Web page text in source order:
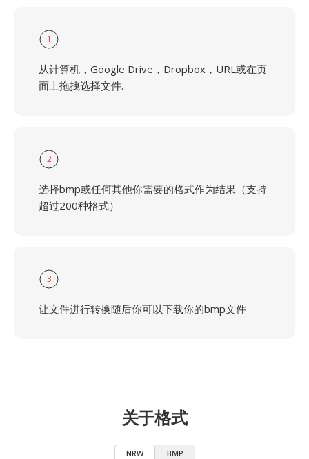
1
从计算机，Google Drive，Dropbox，URL或在页
面上拖拽选择文件.
2
选择bmp或任何其他你需要的格式作为结果（支持
超过200种格式）
3
让文件进行转换随后你可以下载你的bmp文件
关于格式
NRW BMP